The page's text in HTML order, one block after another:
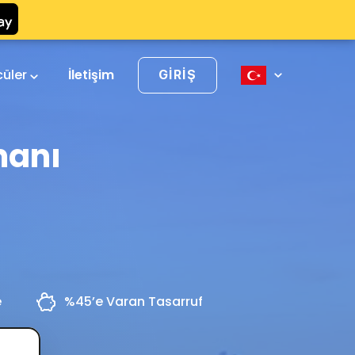
İletişim GIRIŞ
%45’e Varan Tasarruf